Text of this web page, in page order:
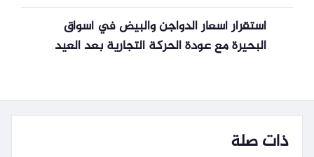
استقرار أسعار الدواجن والبيض في أسواق
البحيرة مع عودة الحركة التجارية بعد العيد
ذات صلة